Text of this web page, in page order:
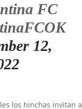
FC
12,
los hinchas invitan a